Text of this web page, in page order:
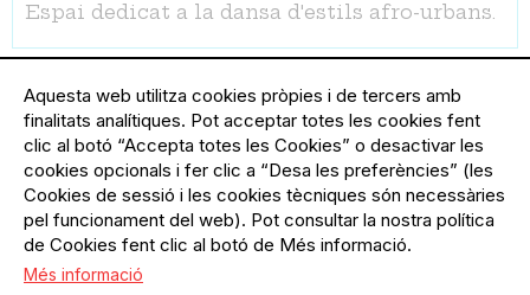
Espai dedicat a la dansa d'estils afro-urbans.
Aquesta web utilitza cookies pròpies i de tercers amb
finalitats analítiques. Pot acceptar totes les cookies fent
clic al botó “Accepta totes les Cookies” o desactivar les
cookies opcionals i fer clic a “Desa les preferències” (les
Cookies de sessió i les cookies tècniques són necessàries
pel funcionament del web). Pot consultar la nostra política
de Cookies fent clic al botó de Més informació.
Més informació